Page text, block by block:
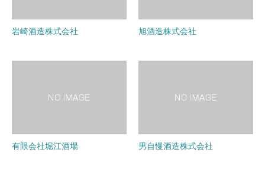
岩崎酒造株式会社 旭酒造株式会社
有限会社堀江酒場 男自慢酒造株式会社